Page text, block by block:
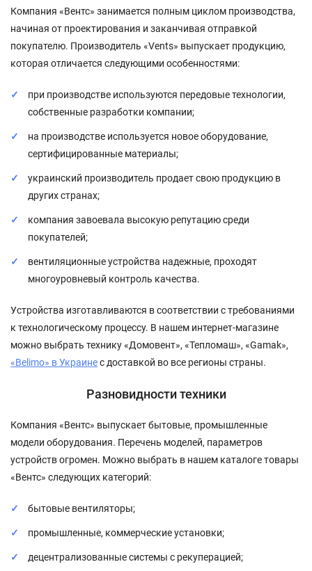
Компания «Вентс» занимается полным циклом производства,
начиная от проектирования и заканчивая отправкой
покупателю. Производитель «Vents» выпускает продукцию,
которая отличается следующими особенностями:
при производстве используются передовые технологии,
собственные разработки компании;
на производстве используется новое оборудование,
сертифицированные материалы;
украинский производитель продает свою продукцию в
других странах;
компания завоевала высокую репутацию среди
покупателей;
вентиляционные устройства надежные, проходят
многоуровневый контроль качества.
Устройства изготавливаются в соответствии с требованиями
к технологическому процессу. В нашем интернет-магазине
можно выбрать технику «Домовент», «Тепломаш», «Gamak»,
«Belimo» в Украинес доставкой во все регионы страны.
Разновидности техники
Компания «Вентс» выпускает бытовые, промышленные
модели оборудования. Перечень моделей, параметров
устройств огромен. Можно выбрать в нашем каталоге товары
«Вентс» следующих категорий:
бытовые вентиляторы;
промышленные, коммерческие установки;
децентрализованные системы с рекуперацией;